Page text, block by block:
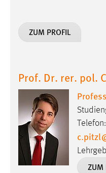
ZUM PROFIL
Prof. Dr. rer. pol.
c.pitzl
ZUM
Cookie Laufzeit:
EXTERNE MEDIEN
Plattformen anzeigen
externen Medien
YouTube
Vimeo